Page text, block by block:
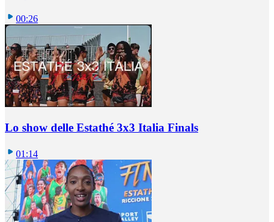
00:26
Lo show delle Estathé 3x3 Italia Finals
01:14